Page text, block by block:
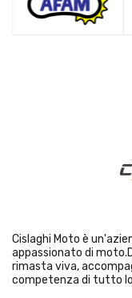
Cislaghi Moto è
appassionato di
rimasta viva,
competenza di tutto